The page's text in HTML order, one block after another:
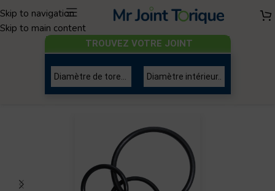
Skip to navigation
Skip to main content
TROUVEZ VOTRE JOINT